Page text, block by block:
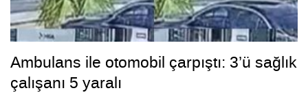
Ambulans ile otomobil çarpıştı: 3’ü sağlık
çalışanı 5 yaralı